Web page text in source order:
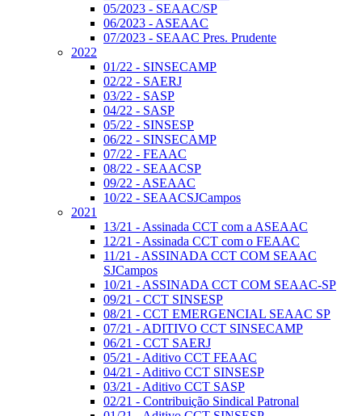
05/2023 - SEAAC/SP
06/2023 - ASEAAC
07/2023 - SEAAC Pres. Prudente
2022
01/22 - SINSECAMP
02/22 - SAERJ
03/22 - SASP
04/22 - SASP
05/22 - SINSESP
06/22 - SINSECAMP
07/22 - FEAAC
08/22 - SEAACSP
09/22 - ASEAAC
10/22 - SEAACSJCampos
2021
13/21 - Assinada CCT com a ASEAAC
12/21 - Assinada CCT com o FEAAC
11/21 - ASSINADA CCT COM SEAAC
SJCampos
10/21 - ASSINADA CCT COM SEAAC-SP
09/21 - CCT SINSESP
08/21 - CCT EMERGENCIAL SEAAC SP
07/21 - ADITIVO CCT SINSECAMP
06/21 - CCT SAERJ
05/21 - Aditivo CCT FEAAC
04/21 - Aditivo CCT SINSESP
03/21 - Aditivo CCT SASP
02/21 - Contribuição Sindical Patronal